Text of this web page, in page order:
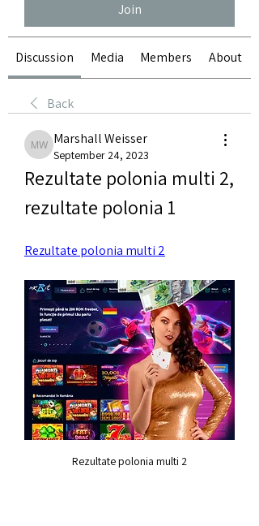
Join
Discussion Media Members About
Back
Marshall Weisser
Marshall Weisser
September 24, 2023
Rezultate polonia multi 2,
rezultate polonia 1
Rezultate polonia multi 2
Rezultate polonia multi 2